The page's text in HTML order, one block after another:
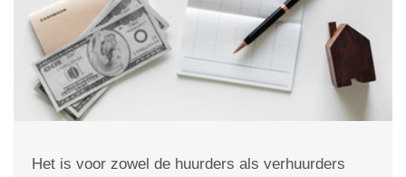
Het is voor zowel de huurders als verhuurders